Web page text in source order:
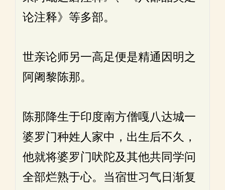
论注释》等多部。
世亲论师另一高足便是精通因明之
阿阇黎陈那。
陈那降生于印度南方僧嘎八达城一
婆罗门种姓人家中，出生后不久，
他就将婆罗门吠陀及其他共同学问
全部烂熟于心。当宿世习气日渐复